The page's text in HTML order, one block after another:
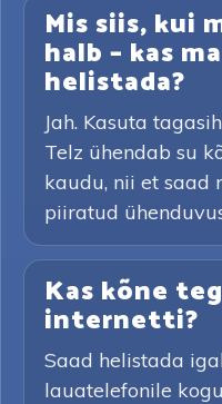
Mis siis, kui
halb – kas
helistada?
Jah. Kasuta
Telz ühendab su
kaudu, nii et
piiratud
Kas kõne
internetti?
Saad helistada
lauatelefonile